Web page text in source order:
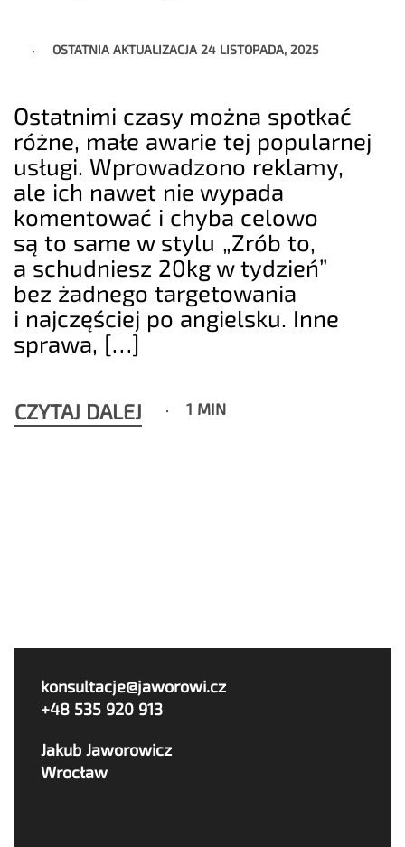
OSTATNIA AKTUALIZACJA 24 LISTOPADA, 2025
Ostatnimi czasy można spotkać
różne, małe awarie tej popularnej
usługi. Wprowadzono reklamy,
ale ich nawet nie wypada
komentować i chyba celowo
są to same w stylu „Zrób to,
a schudniesz 20kg w tydzień”
bez żadnego targetowania
i najczęściej po angielsku. Inne
sprawa, […]
CZYTAJ DALEJ 1 MIN
konsultacje@jaworowi.cz
+48 535 920 913
Jakub Jaworowicz
Wrocław